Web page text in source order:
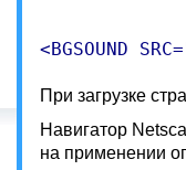
При загрузке
Навигатор
на применении